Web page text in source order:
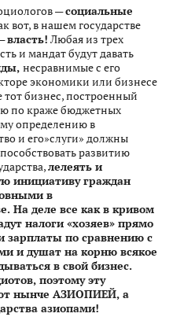
—социальные
вот, в нашем государстве
власть! Любая из трех
и мандат будут давать
несравнимые с его
экономики или бизнесе
бизнес, построенный
по краже бюджетных
определению в
и его»слуги» должны
развитию
лелеять и
инициативу граждан
в
На деле все как в кривом
налоги «хозяев» прямо
зарплаты по сравнению с
и душат на корню всякое
в свой бизнес.
поэтому эту
нынче АЗИОПИЕЙ, а
азиопами!